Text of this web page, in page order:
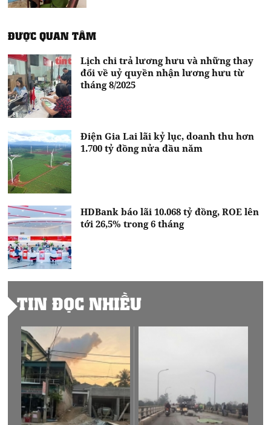
ĐƯỢC QUAN TÂM
Lịch chi trả lương hưu và những thay
đổi về uỷ quyền nhận lương hưu từ
tháng 8/2025
Điện Gia Lai lãi kỷ lục, doanh thu hơn
1.700 tỷ đồng nửa đầu năm
HDBank báo lãi 10.068 tỷ đồng, ROE lên
tới 26,5% trong 6 tháng
TIN ĐỌC NHIỀU